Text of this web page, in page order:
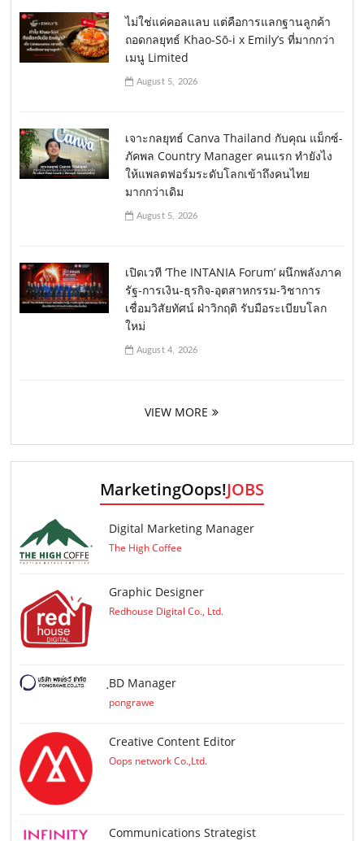
ไม่ใช่แค่คอลแลบ แต่คือการแลกฐานลูกค้า
ถอดกลยุทธ์ Khao-Sō-i x Emily’s ที่มากกว่า
เมนู Limited
August 5, 2026
เจาะกลยุทธ์ Canva Thailand กับคุณ แม็กซ์-
ภัคพล Country Manager คนแรก ทำยังไง
ให้แพลตฟอร์มระดับโลกเข้าถึงคนไทย
มากกว่าเดิม
August 5, 2026
เปิดเวที ‘The INTANIA Forum’ ผนึกพลังภาค
รัฐ-การเงิน-ธุรกิจ-อุตสาหกรรม-วิชาการ
เชื่อมวิสัยทัศน์ ฝ่าวิกฤติ รับมือระเบียบโลก
ใหม่
August 4, 2026
VIEW MORE
MarketingOops!JOBS
Digital Marketing Manager
The High Coffee
Graphic Designer
Redhouse Digital Co., Ltd.
ฺBD Manager
pongrawe
Creative Content Editor
Oops network Co.,Ltd.
Communications Strategist